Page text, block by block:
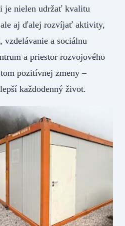
je nielen udržať kvalitu
aj ďalej rozvíjať aktivity,
vzdelávanie a sociálnu
a priestor rozvojového
pozitívnej zmeny –
každodenný život.